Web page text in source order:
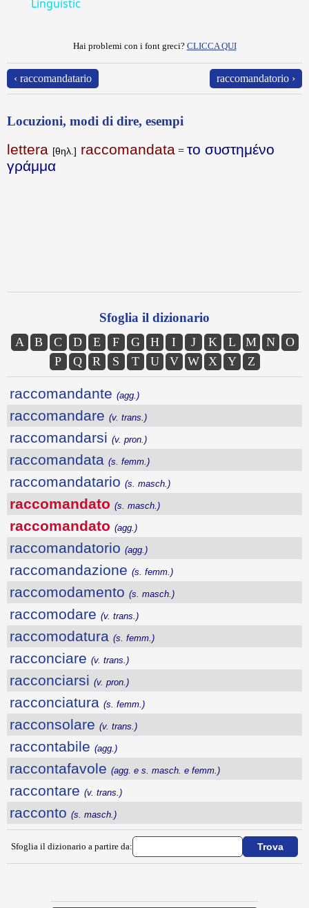
Linguistic
Hai problemi con i font greci? CLICCA QUI
‹ raccomandatario raccomandatorio ›
Locuzioni, modi di dire, esempi
lettera [θηλ.] raccomandata = το συστημένο
γράμμα
Sfoglia il dizionario
A B C D E F G H I J K L M N
O
P
Q R S T U V W X Y Z
raccomandante (agg.)
raccomandare (v. trans.)
raccomandarsi (v. pron.)
raccomandata (s. femm.)
raccomandatario (s. masch.)
raccomandato (s. masch.)
raccomandato (agg.)
raccomandatorio (agg.)
raccomandazione (s. femm.)
raccomodamento (s. masch.)
raccomodare (v. trans.)
raccomodatura (s. femm.)
racconciare (v. trans.)
racconciarsi (v. pron.)
racconciatura (s. femm.)
racconsolare (v. trans.)
raccontabile (agg.)
raccontafavole (agg. e s. masch. e femm.)
raccontare (v. trans.)
racconto (s. masch.)
Sfoglia il dizionario a partire da: